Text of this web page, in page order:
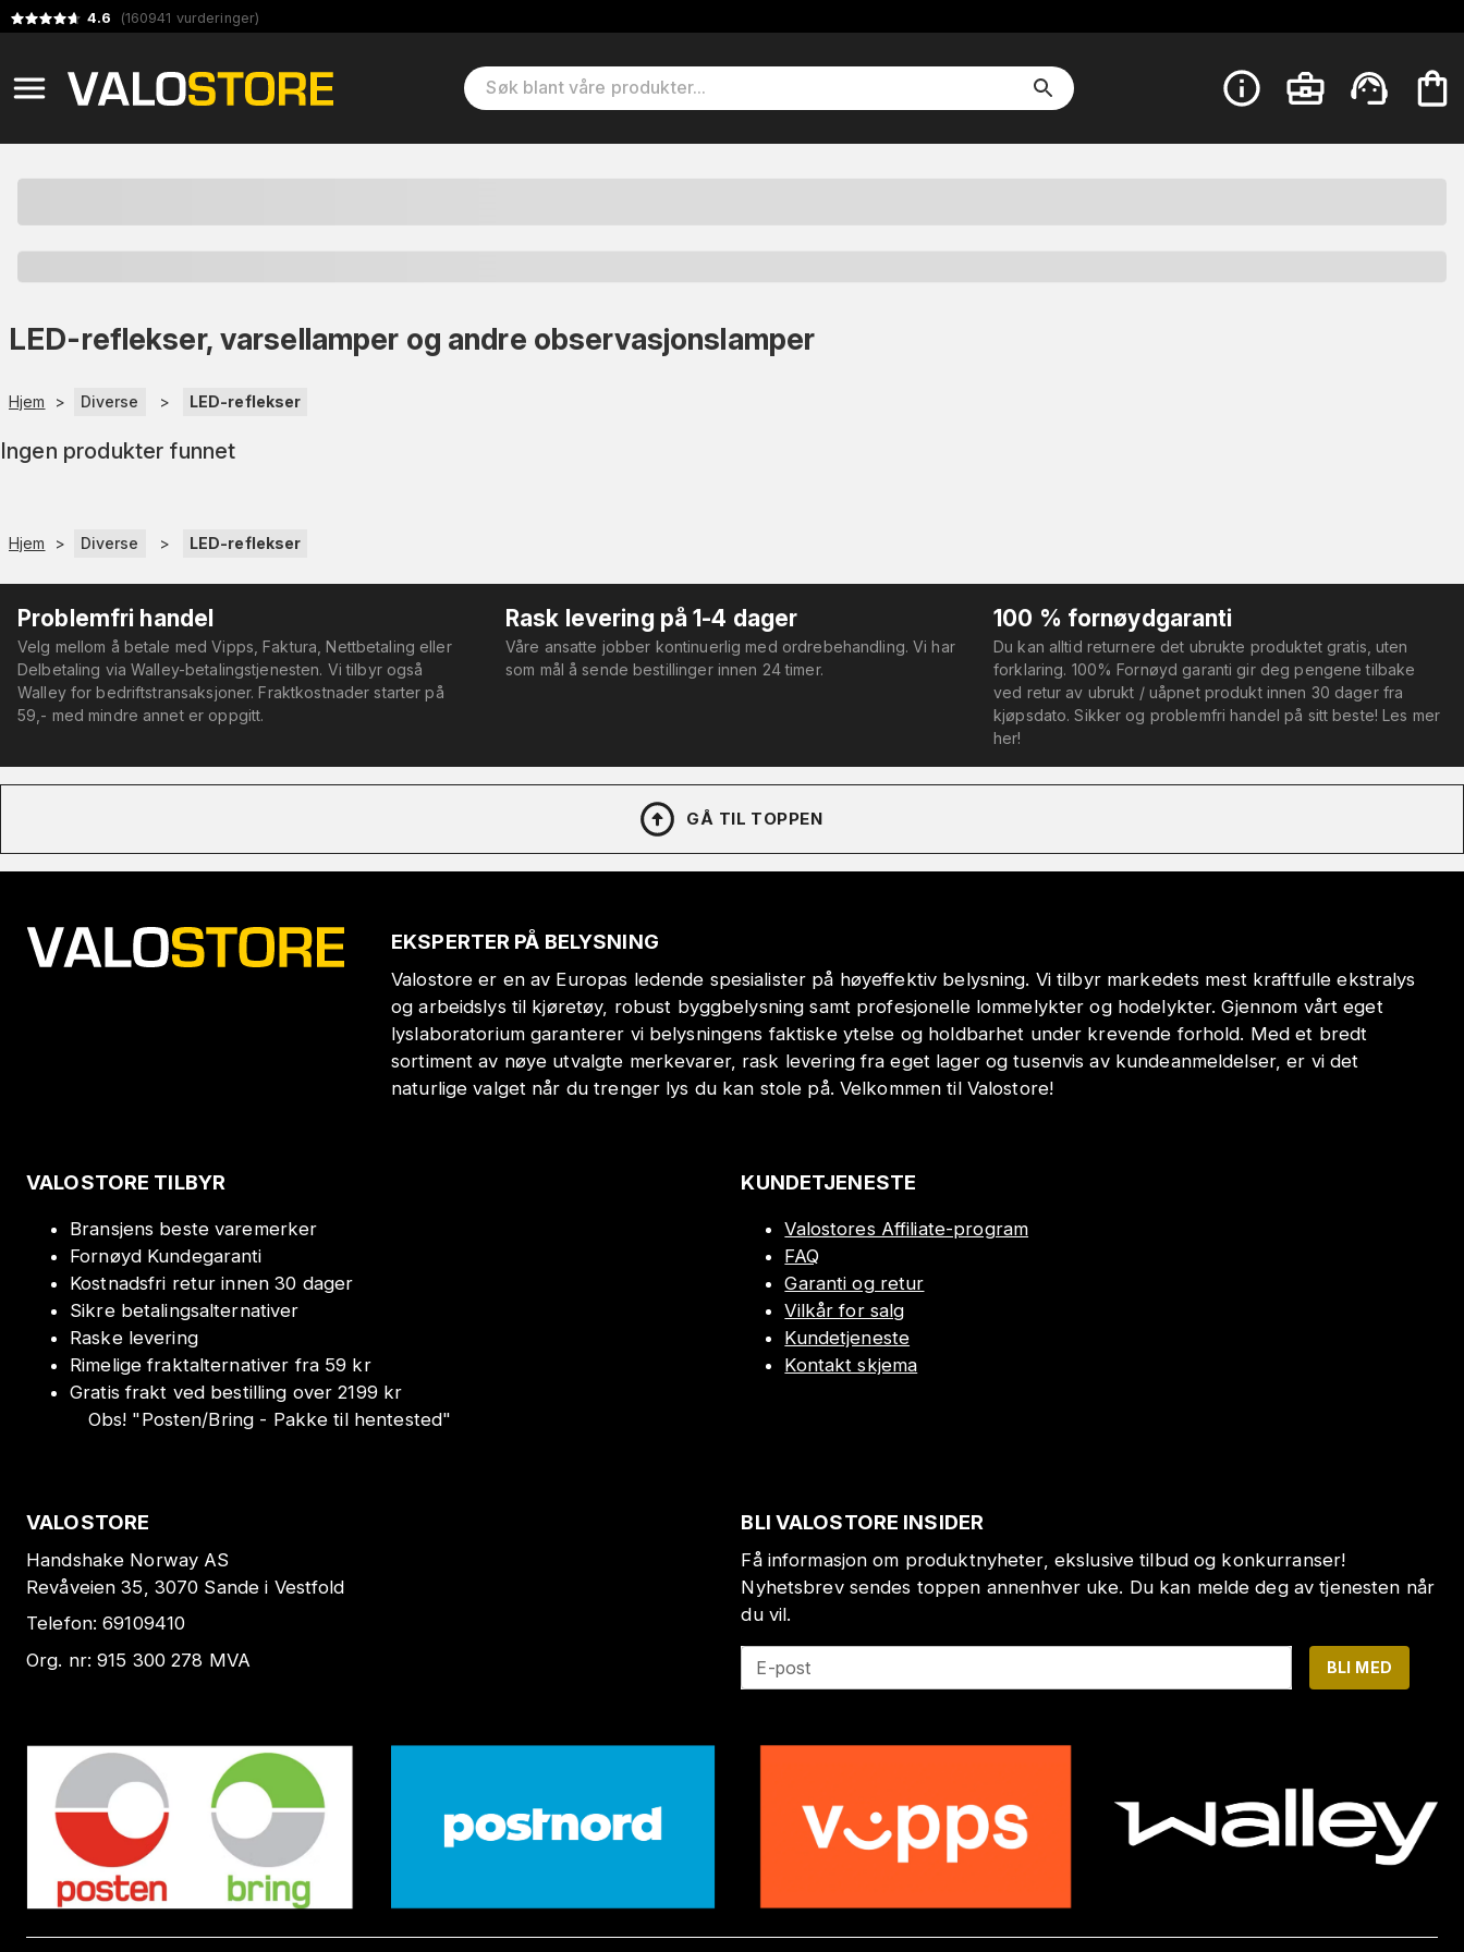
4.6 (160941 vurderinger)
LED-reflekser, varsellamper og andre observasjonslamper
Hjem > Diverse > LED-reflekser
Ingen produkter funnet
Hjem > Diverse > LED-reflekser
Problemfri handel
Velg mellom å betale med Vipps, Faktura, Nettbetaling eller
Delbetaling via Walley-betalingstjenesten. Vi tilbyr også
Walley for bedriftstransaksjoner. Fraktkostnader starter på
59,- med mindre annet er oppgitt.
Rask levering på 1-4 dager
Våre ansatte jobber kontinuerlig med ordrebehandling. Vi har
som mål å sende bestillinger innen 24 timer.
100 % fornøydgaranti
Du kan alltid returnere det ubrukte produktet gratis, uten
forklaring. 100% Fornøyd garanti gir deg pengene tilbake
ved retur av ubrukt / uåpnet produkt innen 30 dager fra
kjøpsdato. Sikker og problemfri handel på sitt beste! Les mer
her!
GÅ TIL TOPPEN
EKSPERTER PÅ BELYSNING
Valostore er en av Europas ledende spesialister på høyeffektiv belysning. Vi tilbyr markedets mest kraftfulle ekstralys
og arbeidslys til kjøretøy, robust byggbelysning samt profesjonelle lommelykter og hodelykter. Gjennom vårt eget
lyslaboratorium garanterer vi belysningens faktiske ytelse og holdbarhet under krevende forhold. Med et bredt
sortiment av nøye utvalgte merkevarer, rask levering fra eget lager og tusenvis av kundeanmeldelser, er vi det
naturlige valget når du trenger lys du kan stole på. Velkommen til Valostore!
VALOSTORE TILBYR
Bransjens beste varemerker
Fornøyd Kundegaranti
Kostnadsfri retur innen 30 dager
Sikre betalingsalternativer
Raske levering
Rimelige fraktalternativer fra 59 kr
Gratis frakt ved bestilling over 2199 kr
Obs! "Posten/Bring - Pakke til hentested"
KUNDETJENESTE
Valostores Affiliate-program
FAQ
Garanti og retur
Vilkår for salg
Kundetjeneste
Kontakt skjema
VALOSTORE
Handshake Norway AS
Revåveien 35, 3070 Sande i Vestfold
Telefon:69109410
Org. nr:915 300 278 MVA
BLI VALOSTORE INSIDER
Få informasjon om produktnyheter, ekslusive tilbud og konkurranser!
Nyhetsbrev sendes toppen annenhver uke. Du kan melde deg av tjenesten når
du vil.
E-post BLI MED